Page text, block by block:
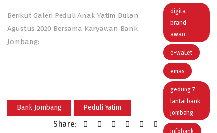
Berikut Galeri Peduli Anak Yatim Bulan
Agustus 2020 Bersama Karyawan Bank
Jombang:
Bank Jombang Peduli Yatim
Share:
digital
brand
award
e-wallet
emas
gedung 7
lantai bank
jombang
infobank